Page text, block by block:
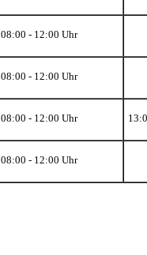
08:00 - 12:00 Uhr
08:00 - 12:00 Uhr
08:00 - 12:00 Uhr
08:00 - 12:00 Uhr